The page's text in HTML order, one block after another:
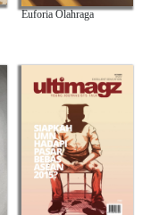
Euforia Olahraga